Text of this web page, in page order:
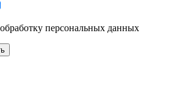
персональных данных